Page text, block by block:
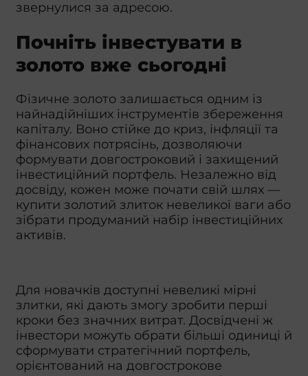
звернулися за адресою.
Почніть інвестувати в
золото вже сьогодні
Фізичне золото залишається одним із
найнадійніших інструментів збереження
капіталу. Воно стійке до криз, інфляції та
фінансових потрясінь, дозволяючи
формувати довгостроковий і захищений
інвестиційний портфель. Незалежно від
досвіду, кожен може почати свій шлях —
купити золотий злиток невеликої ваги або
зібрати продуманий набір інвестиційних
активів.
Для новачків доступні невеликі мірні
злитки, які дають змогу зробити перші
кроки без значних витрат. Досвідчені ж
інвестори можуть обрати більші одиниці й
сформувати стратегічний портфель,
орієнтований на довгострокове